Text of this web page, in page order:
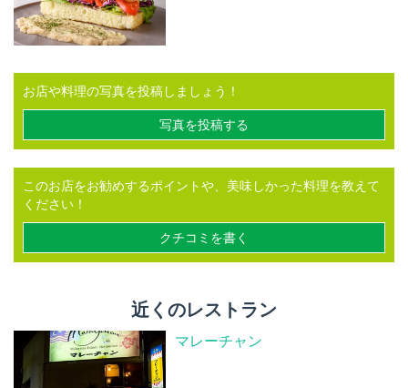
お店や料理の写真を投稿しましょう！
写真を投稿する
このお店をお勧めするポイントや、美味しかった料理を教えて
ください！
クチコミを書く
近くのレストラン
マレーチャン